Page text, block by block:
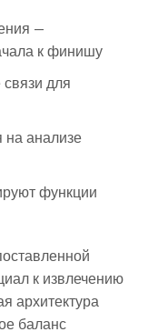
—
к финишу
для
на анализе
функции
к извлечению
архитектура
баланс